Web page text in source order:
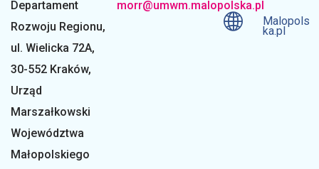
a
l
n
Departament
Rozwoju Regionu,
ul. Wielicka 72A,
30-552 Kraków,
Urząd
Marszałkowski
Województwa
Małopolskiego
morr@umwm.malopolska.pl
Malopols
ka.pl